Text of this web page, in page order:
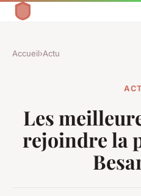
Accueil›Actu
Les
rejoindre la